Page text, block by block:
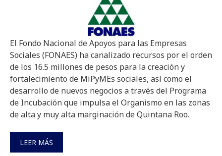
El Fondo Nacional de Apoyos para las Empresas
Sociales (FONAES) ha canalizado recursos por el orden
de los 16.5 millones de pesos para la creación y
fortalecimiento de MiPyMEs sociales, así como el
desarrollo de nuevos negocios a través del Programa
de Incubación que impulsa el Organismo en las zonas
de alta y muy alta marginación de Quintana Roo.
LEER MÁS